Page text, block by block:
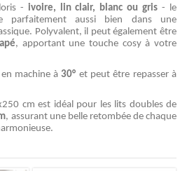
- ivoire, lin clair, blanc ou gris - le
parfaitement aussi bien dans une
Polyvalent, il peut également être
, apportant une touche cosy à votre
en machine à30° et peut être repasser à
cm est idéal pour les lits doubles de
, assurant une belle retombée de chaque
4.8